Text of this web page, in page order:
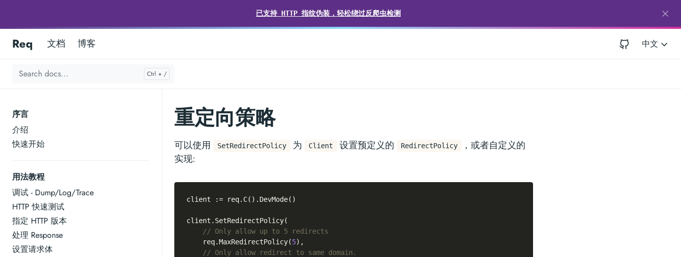
已支持 HTTP 指纹伪装，轻松绕过反爬虫检测
Req 文档 博客 中文
序言
介绍
快速开始
用法教程
调试 - Dump/Log/Trace
HTTP 快速测试
指定 HTTP 版本
处理 Response
设置请求体
重定向策略
可以使用 SetRedirectPolicy 为 Client 设置预定义的 RedirectPolicy
，或者自定义的
实现:
client := req.C().DevMode()
client.SetRedirectPolicy(
// Only allow up to 5 redirects
    req.MaxRedirectPolicy(
5),
// Only allow redirect to same domain.